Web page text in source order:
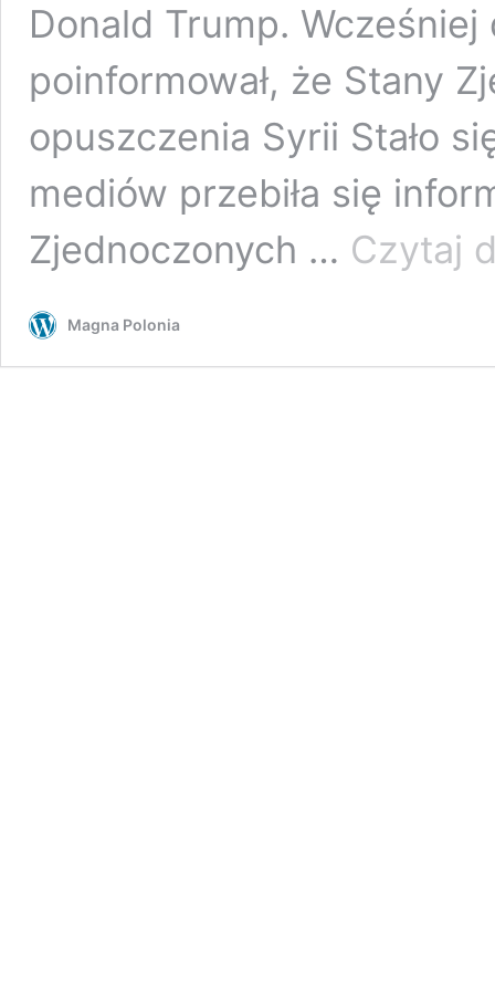
Donald Trump. Wcześniej
poinformował, że Stany
opuszczenia Syrii Stało
mediów przebiła się
Zjednoczonych … Czytaj
Magna Polonia